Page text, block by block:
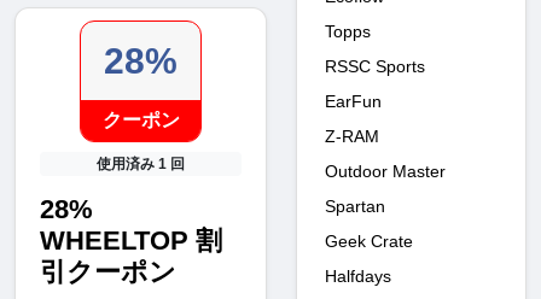
28%
クーポン
使用済み 1 回
28%
WHEELTOP 割
引クーポン
Topps
RSSC Sports
EarFun
Z-RAM
Outdoor Master
Spartan
Geek Crate
Halfdays